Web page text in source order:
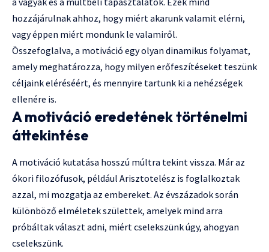
hozzájárulnak ahhoz, hogy miért akarunk valamit elérni,
vagy éppen miért mondunk le valamiről.
Összefoglalva, a motiváció egy olyan dinamikus folyamat,
amely meghatározza, hogy milyen erőfeszítéseket teszünk
céljaink eléréséért, és mennyire tartunk ki a nehézségek
ellenére is.
A motiváció eredetének történelmi
áttekintése
A motiváció kutatása hosszú múltra tekint vissza. Már az
ókori filozófusok, például Arisztotelész is foglalkoztak
azzal, mi mozgatja az embereket. Az évszázadok során
különböző elméletek születtek, amelyek mind arra
próbáltak választ adni, miért cselekszünk úgy, ahogyan
cselekszünk.